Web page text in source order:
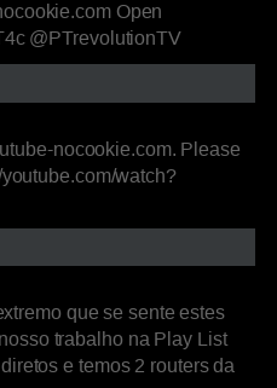
Open
@PTrevolutionTV
nocookie.com. Please
watch?
que se sente estes
trabalho na Play List
e temos 2 routers da